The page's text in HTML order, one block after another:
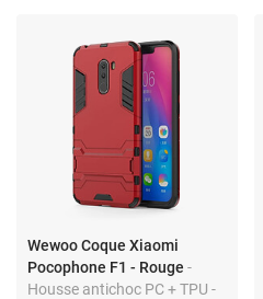
Wewoo Coque Xiaomi
Pocophone F1 - Rouge -
Housse antichoc PC + TPU -